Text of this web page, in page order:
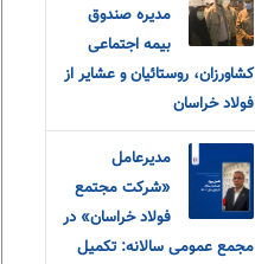
مدیره صندوق
بیمه اجتماعی
کشاورزان، روستائیان و عشایر از
فولاد خراسان
مدیرعامل
«شرکت مجتمع
فولاد خراسان» در
مجمع عمومی سالانه: تکمیل